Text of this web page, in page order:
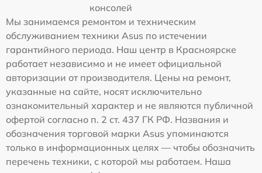
консолей
Мы занимаемся ремонтом и техническим
обслуживанием техники Asus по истечении
гарантийного периода. Наш центр в Красноярске
работает независимо и не имеет официальной
авторизации от производителя. Цены на ремонт,
указанные на сайте, носят исключительно
ознакомительный характер и не являются публичной
офертой согласно п. 2 ст. 437 ГК РФ. Названия и
обозначения торговой марки Asus упоминаются
только в информационных целях — чтобы обозначить
перечень техники, с которой мы работаем. Наша